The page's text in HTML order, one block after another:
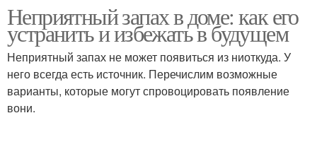
Неприятный запах в доме: как его
устранить и избежать в будущем
Неприятный запах не может появиться из ниоткуда. У
него всегда есть источник. Перечислим возможные
варианты, которые могут спровоцировать появление
вони.